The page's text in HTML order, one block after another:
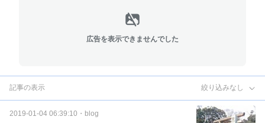
広告を表示できませんでした
記事の表示 絞り込みなし
2019-01-04 06:39:10 ・ blog